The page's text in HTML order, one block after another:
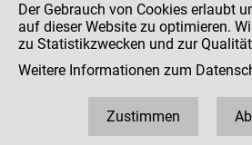
Kontakt
Impressum
Datenschutz
Hinweisgeber:innenplattform (für
Der Gebrauch von Cookies erlaubt
auf dieser Website zu optimieren.
zu Statistikzwecken und zur
Weitere Informationen zum
Zustimmen